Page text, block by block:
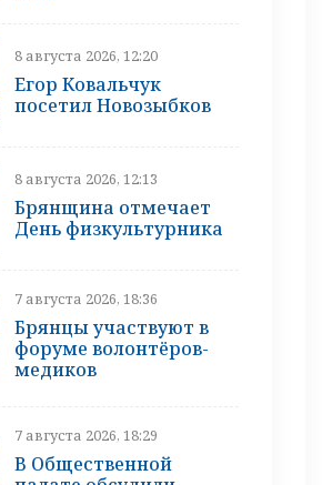
8 августа 2026, 12:20
Егор Ковальчук
посетил Новозыбков
8 августа 2026, 12:13
Брянщина отмечает
День физкультурника
7 августа 2026, 18:36
Брянцы участвуют в
форуме волонтёров-
медиков
7 августа 2026, 18:29
В Общественной